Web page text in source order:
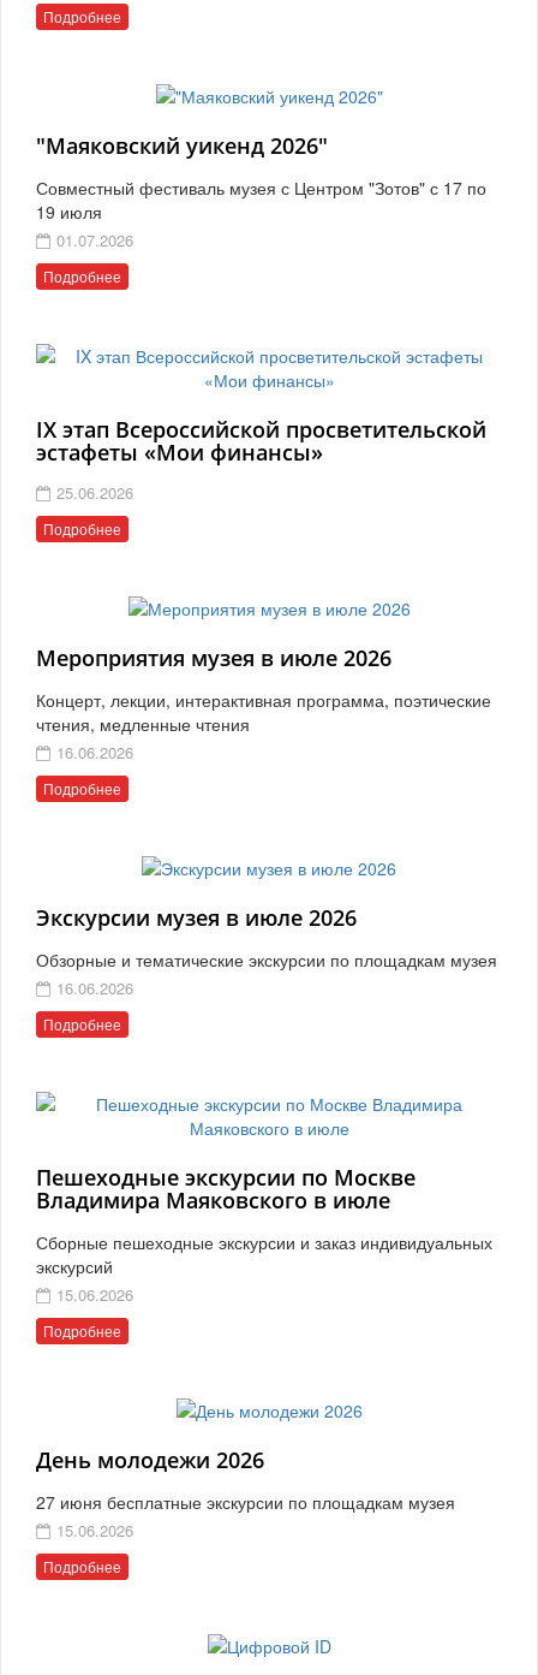
Подробнее
"Маяковский уикенд 2026"
Совместный фестиваль музея с Центром "Зотов" с 17 по
19 июля
01.07.2026
Подробнее
IX этап Всероссийской просветительской
эстафеты «Мои финансы»
25.06.2026
Подробнее
Мероприятия музея в июле 2026
Концерт, лекции, интерактивная программа, поэтические
чтения, медленные чтения
16.06.2026
Подробнее
Экскурсии музея в июле 2026
Обзорные и тематические экскурсии по площадкам музея
16.06.2026
Подробнее
Пешеходные экскурсии по Москве
Владимира Маяковского в июле
Сборные пешеходные экскурсии и заказ индивидуальных
экскурсий
15.06.2026
Подробнее
День молодежи 2026
27 июня бесплатные экскурсии по площадкам музея
15.06.2026
Подробнее